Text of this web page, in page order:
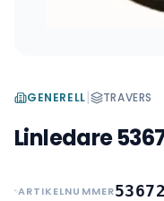
GENERELL| TRAVERS
Linledare
ARTIKELNUMMER